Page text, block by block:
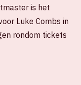
is het
Luke Combs in
rondom tickets